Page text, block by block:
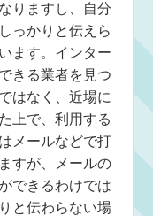
りますし、自分
っかりと伝えら
ます。インター
きる業者を見つ
はなく、近場に
上で、利用する
メールなどで打
すが、メールの
できるわけでは
と伝わらない場